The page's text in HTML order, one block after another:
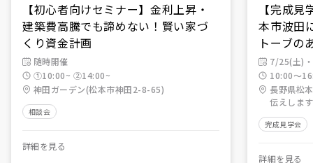
【初心者向けセミナー】金利上昇・
建築費高騰でも諦めない！賢い家づ
くり資金計画
随時開催
①10:00~ ②14:00~
神田ガーデン(松本市神田2-8-65)
相談会
詳細を見る
【完成
本市波田
トーブの
7/25(土)
10:00～
長野県松
伝えしま
完成見学会
詳細を見る